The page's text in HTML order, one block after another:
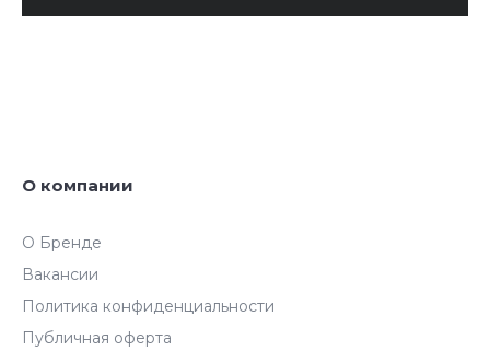
О компании
О Бренде
Вакансии
Политика конфиденциальности
Публичная оферта